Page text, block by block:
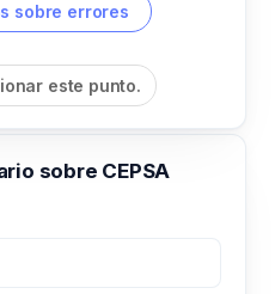
sobre errores
este punto.
sobre CEPSA